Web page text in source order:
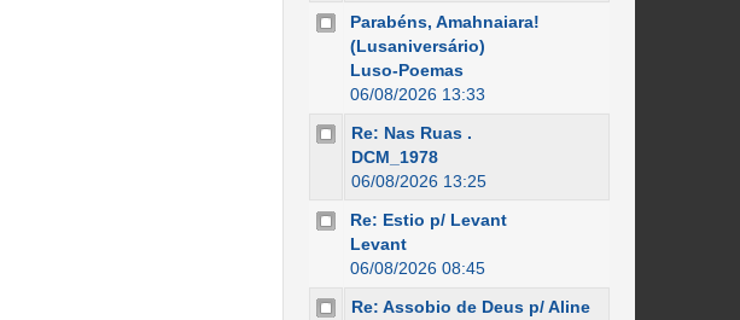
Parabéns, Amahnaiara!
(Lusaniversário)
Luso-Poemas
06/08/2026 13:33
Re: Nas Ruas .
DCM_1978
06/08/2026 13:25
Re: Estio p/ Levant
Levant
06/08/2026 08:45
Re: Assobio de Deus p/ Aline